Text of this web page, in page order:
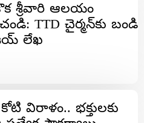
శ్రీవారి ఆలయం
TTD చైర్మన్‌కు బండి
లేఖ
విరాళం.. భక్తులకు